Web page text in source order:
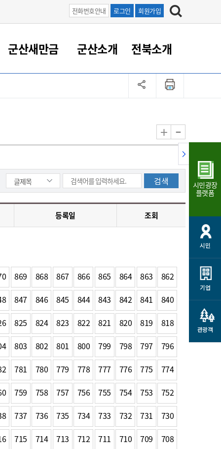
전화번호안내 로그인 회원가입
지방세
지방세환급금신청
지방세 상담챗봇
스템
서비
주택
도시재생
도시재생(현장)지원센터
도시재생시설 현황
민방위
재난안전
풍수해보험
재해예방
시민대상보험
영조물 배상보험
군산시민 안전보험
군산시민 자전거보험
농업인안전보험 농가부담
금 지원사업
농기계 종합보험
새만금산업단지
지방산업단지
농공단지
산업단지 지도
항만/여객/공항/철도/컨벤
션
농업/축산업
동물복지
고유가 피해지원금
군산사랑배달 배달의명수
카드수수료 지원
소상공인지원
관련기관 안내
군산시착한가격업소
정책실명제 중점관리 대상
조직운영6대지표
과장급이상 상위직 비율
공무원 1인당 주민수
재정규모대비 인건비운영
실국본부수
내고장 알리미
재정정보 공개 공공저작물
군산새만금
군산새만금 홍보 영상
군산소개
계
현황
행정규제개혁안내
규제신문고
규제입증요청
규제정보포털
군산 상품
이드북
전북소개
+ -
등록일 조회
869 868 867 866 865 864 863
862
847 846 845 844 843 842 841
840
825 824 823 822 821 820 819
818
803 802 801 800 799 798 797
796
781 780 779 778 777 776 775
774
759 758 757 756 755 754 753
752
737 736 735 734 733 732 731
730
715 714 713 712 711 710 709
708
시민광장
플랫폼
시민
기업
관광객